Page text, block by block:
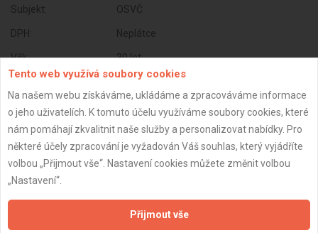
Subjekt: OSVČ
DPH: Neplátce
Věk: 30 let
Datum registrace: 20.6.2020
Dostupnost:
Tento web využívá soubory cookies
Na našem webu získáváme, ukládáme a zpracováváme informace
o jeho uživatelích. K tomuto účelu využíváme soubory cookies, které
nám pomáhají zkvalitnit naše služby a personalizovat nabídky. Pro
některé účely zpracování je vyžadován Váš souhlas, který vyjádříte
volbou „Přijmout vše“. Nastavení cookies můžete změnit volbou
„Nastavení“.
Přijmout vše